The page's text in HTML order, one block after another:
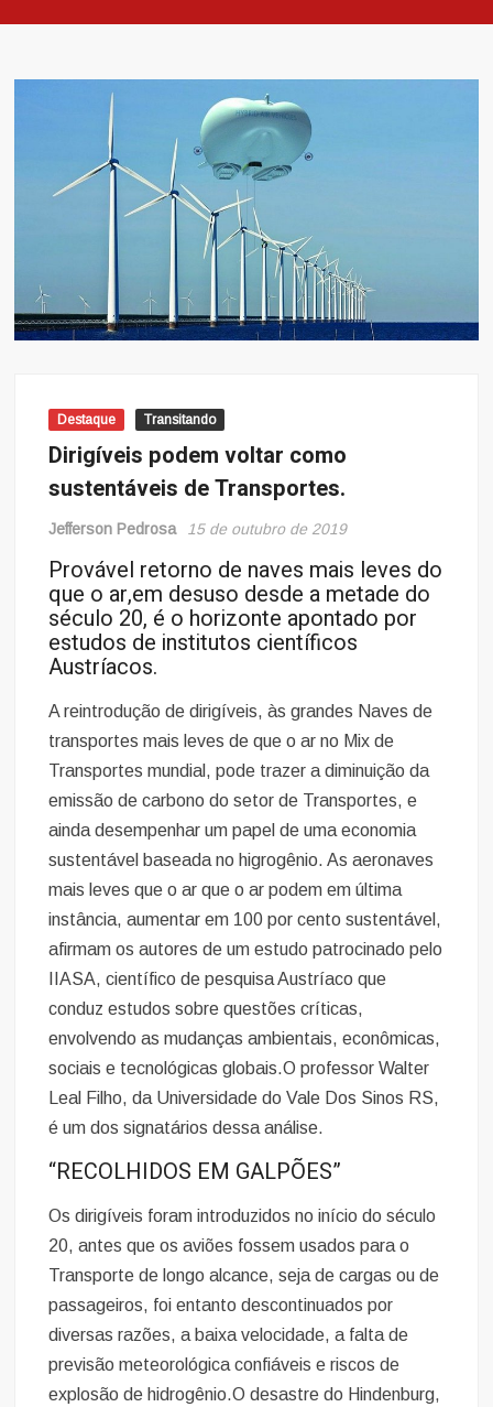
Destaque Transitando
Dirigíveis podem voltar como
sustentáveis de Transportes.
Jefferson Pedrosa 15 de outubro de 2019
Provável retorno de naves mais leves do
que o ar,em desuso desde a metade do
século 20, é o horizonte apontado por
estudos de institutos científicos
Austríacos.
A reintrodução de dirigíveis, às grandes Naves de
transportes mais leves de que o ar no Mix de
Transportes mundial, pode trazer a diminuição da
emissão de carbono do setor de Transportes, e
ainda desempenhar um papel de uma economia
sustentável baseada no higrogênio. As aeronaves
mais leves que o ar que o ar podem em última
instância, aumentar em 100 por cento sustentável,
afirmam os autores de um estudo patrocinado pelo
IIASA, científico de pesquisa Austríaco que
conduz estudos sobre questões críticas,
envolvendo as mudanças ambientais, econômicas,
sociais e tecnológicas globais.O professor Walter
Leal Filho, da Universidade do Vale Dos Sinos RS,
é um dos signatários dessa análise.
“RECOLHIDOS EM GALPÕES”
Os dirigíveis foram introduzidos no início do século
20, antes que os aviões fossem usados para o
Transporte de longo alcance, seja de cargas ou de
passageiros, foi entanto descontinuados por
diversas razões, a baixa velocidade, a falta de
previsão meteorológica confiáveis e riscos de
explosão de hidrogênio.O desastre do Hindenburg,